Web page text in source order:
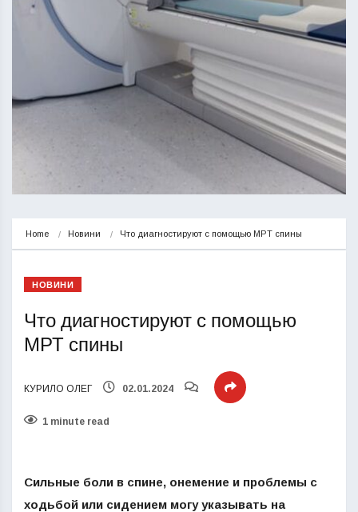
Home Новини Что диагностируют с помощью МРТ спины
НОВИНИ
Что диагностируют с помощью
МРТ спины
КУРИЛО ОЛЕГ 02.01.2024
1 minute read
Сильные боли в спине, онемение и проблемы с
ходьбой или сидением могу указывать на